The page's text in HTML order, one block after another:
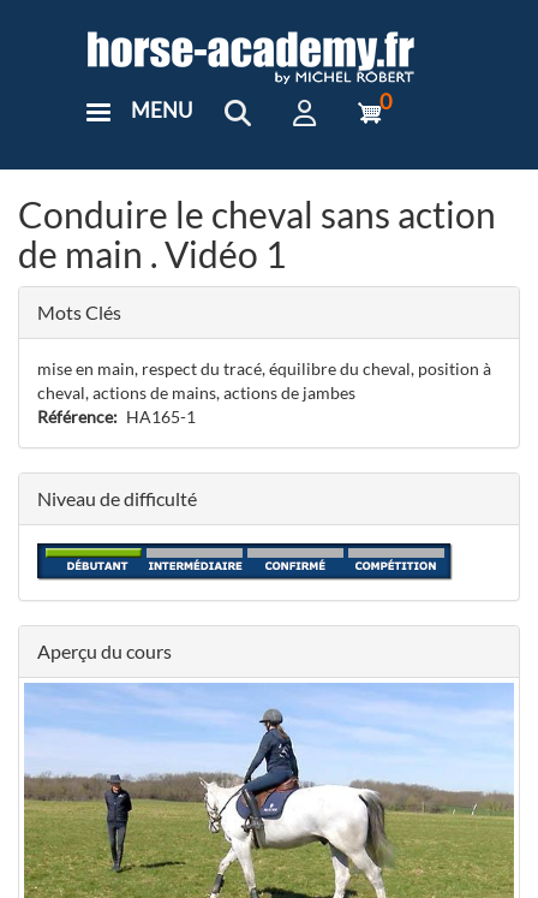
User
MENU 0
Conduire le cheval sans action
de main . Vidéo 1
Mots Clés
mise en main, respect du tracé, équilibre du cheval, position à
cheval, actions de mains, actions de jambes
Référence
HA165-1
Niveau de difficulté
Aperçu du cours